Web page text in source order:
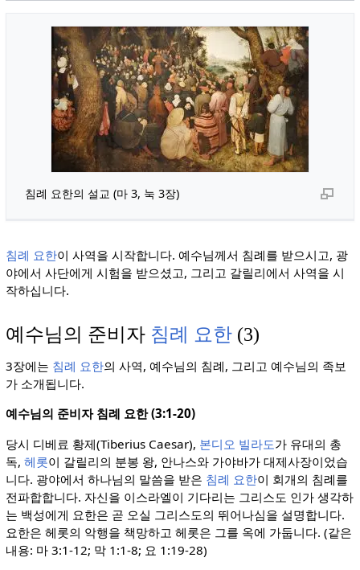
침례 요한의 설교 (마 3, 눅 3장)
침례 요한이 사역을 시작합니다. 예수님께서 침례를 받으시고, 광
야에서 사단에게 시험을 받으셨고, 그리고 갈릴리에서 사역을 시
작하십니다.
예수님의 준비자 침례 요한(3)
3장에는 침례 요한의 사역, 예수님의 침례, 그리고 예수님의 족보
가 소개됩니다.
예수님의 준비자 침례 요한 (3:1-20)
당시 디베료 황제(Tiberius Caesar), 본디오 빌라도가 유대의 총
독, 헤롯이 갈릴리의 분봉 왕, 안나스와 가야바가 대제사장이었습
니다. 광야에서 하나님의 말씀을 받은 침례 요한이 회개의 침례를
전파합합니다. 자신을 이스라엘이 기다리는 그리스도 인가 생각하
는 백성에게 요한은 곧 오실 그리스도의 뛰어나심을 설명합니다.
요한은 헤롯의 악행을 책망하고 헤롯은 그를 옥에 가둡니다. (같은
내용: 마 3:1-12; 막 1:1-8; 요 1:19-28)